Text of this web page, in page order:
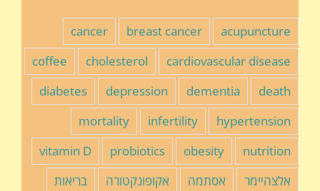
acupuncture
breast cancer
cancer
cardiovascular disease
cholesterol
coffee
death
dementia
depression
diabetes
hypertension
infertility
mortality
nutrition
obesity
probiotics
vitamin D
אלצהיימר
אסתמה אקופונקטורה
בריאות